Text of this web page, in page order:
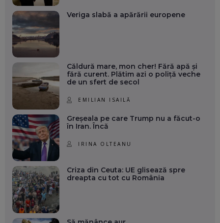
Veriga slabă a apărării europene
Căldură mare, mon cher! Fără apă și
fără curent. Plătim azi o poliță veche
de un sfert de secol
EMILIAN ISAILĂ
Greșeala pe care Trump nu a făcut-o
în Iran. Încă
IRINA OLTEANU
Criza din Ceuta: UE glisează spre
dreapta cu tot cu România